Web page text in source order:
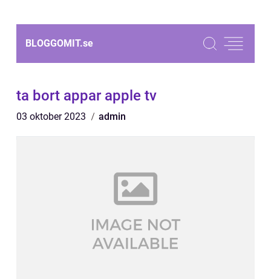
BLOGGOMIT.se
ta bort appar apple tv
03 oktober 2023 admin